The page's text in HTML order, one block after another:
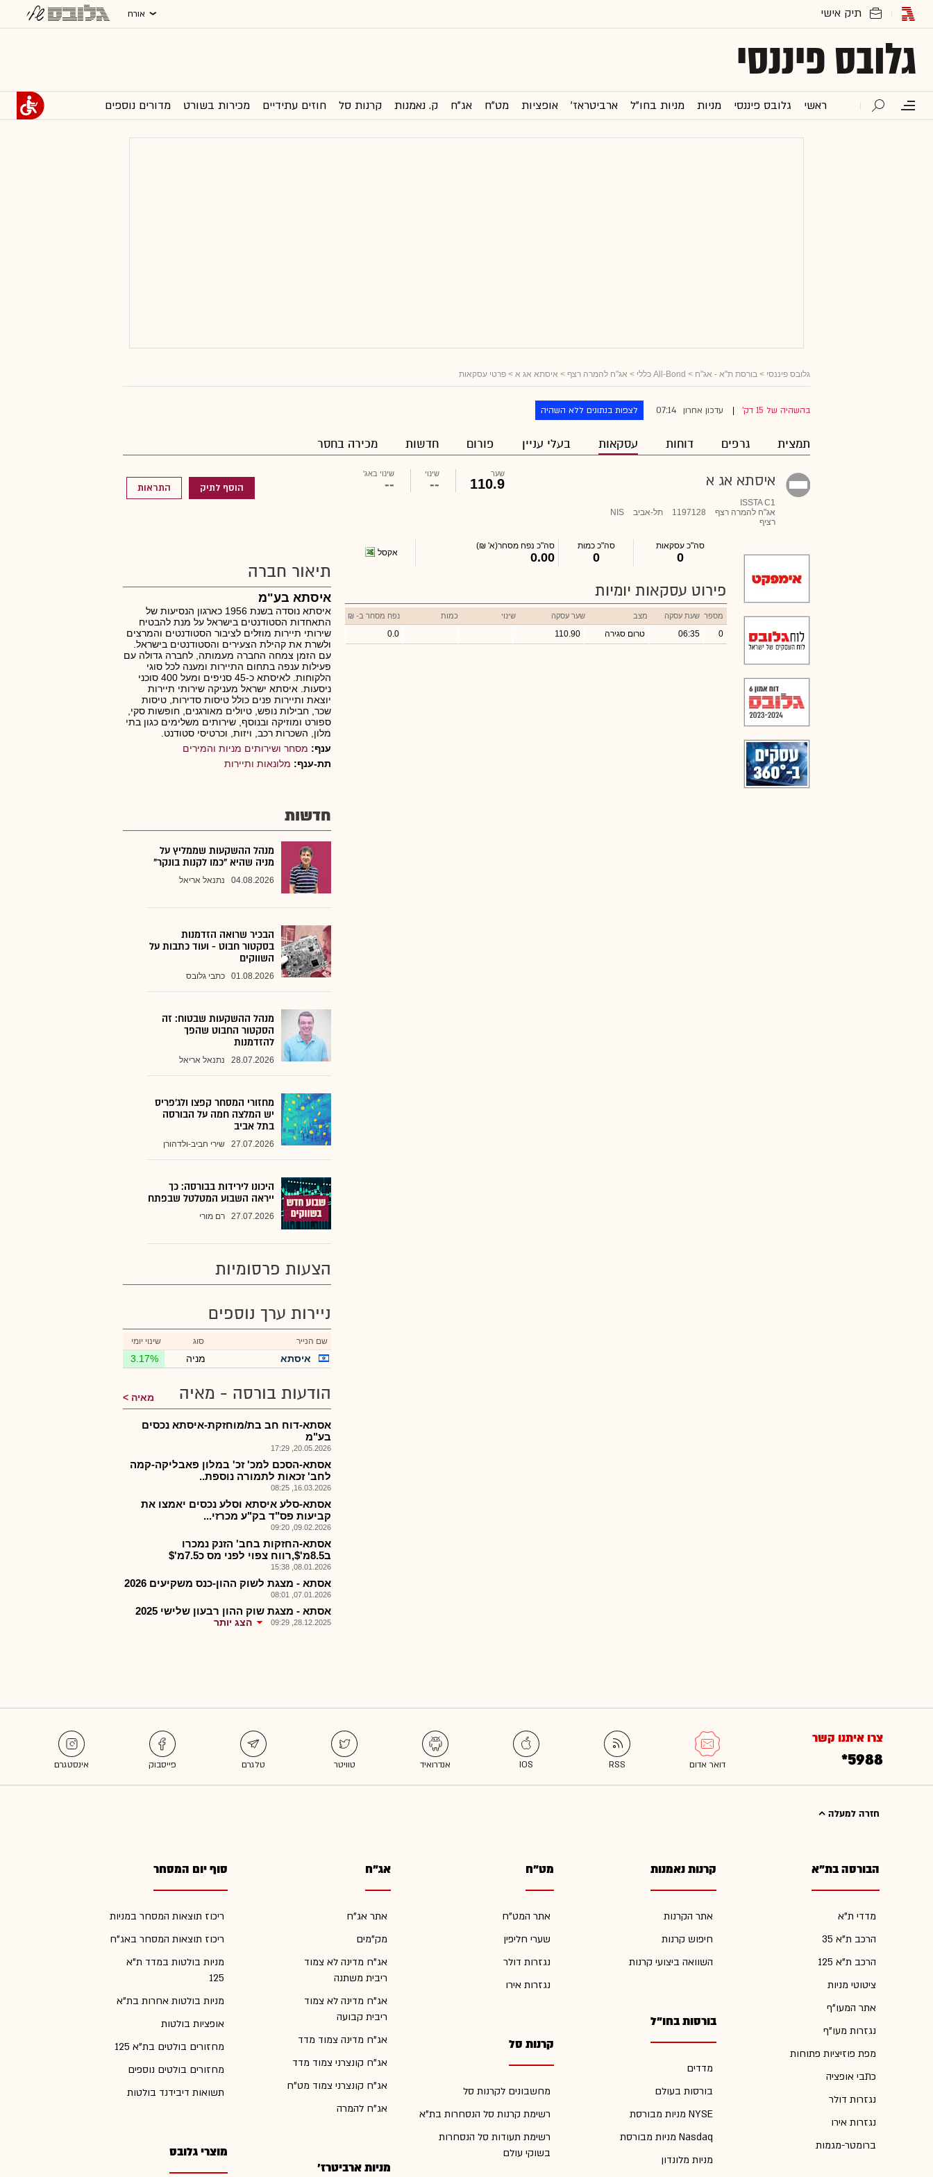
אורח
גלובס פיננסי
ראשי גלובס פיננסי מניות מניות בחו"ל ארביטראז' אופציות מט"ח אג"ח ק. נאמנות קרנות סל חוזים עתידיים מכירות בשורט מדורים נוספים
גלובס פיננסי > בורסת ת"א - אג"ח > All-Bond כללי > אג"ח להמרה רצף > איסתא אג א > פרטי עסקאות
בהשהיה של 15 דק' עדכון אחרון 07:14 לצפות בנתונים ללא השהיה
תמצית גרפים דוחות עסקאות בעלי עניין פורום חדשות מכירה בחסר
איסתא אג א
ISSTA C1
אג"ח להמרה רצף
1197128 תל-אביב
NIS
רציף
שער
110.9
שינוי
--
שינוי באג'
-- הוסף לתיק התראות
סה"כ עסקאות
0
סה"כ כמות
0
סה"כ נפח מסחר(א' ₪)
0.00 אקסל
פירוט עסקאות יומיות
מספר שעת עסקה מצב שער עסקה שינוי כמות נפח מסחר ב- ₪
0
06:35 טרום סגירה 110.90
0.0
תיאור חברה
איסתא בע"מ
איסתא נוסדה בשנת 1956 כארגון הנסיעות של
התאחדות הסטודנטים בישראל על מנת להבטיח
שירותי תיירות מוזלים לציבור הסטודנטים והמרצים
ולשרת את קהילת הצעירים והסטודנטים בישראל.
עם הזמן צמחה החברה מעמותה, לחברה גדולה עם
פעילות ענפה בתחום התיירות ומענה לכל סוגי
הלקוחות. לאיסתא כ-45 סניפים ומעל 400 סוכני
ניסעות. איסתא ישראל מעניקה שירותי תיירות
יוצאת ותיירות פנים כולל טיסות סדירות, טיסות
שכר, חבילות נופש, טיולים מאורגנים, חופשות סקי,
ספורט ומוזיקה ובנוסף, שירותים משלימים כגון בתי
מלון, השכרות רכב, ויזות, וכרטיסי סטודנט.
ענף: מסחר ושירותים מניות והמירים
תת-ענף: מלונאות ותיירות
חדשות
מנהל ההשקעות שממליץ על
מניה שהיא "כמו לקנות בונקר"
04.08.2026 נתנאל אריאל
הבכיר שרואה הזדמנות
בסקטור חבוט - ועוד כתבות על
השווקים
01.08.2026 כתבי גלובס
מנהל ההשקעות שבטוח: זה
הסקטור החבוט שהפך
להזדמנות
28.07.2026 נתנאל אריאל
מחזורי המסחר קפצו ולג'פריס
יש המלצה חמה על הבורסה
בתל אביב
27.07.2026 שירי חביב-ולדהורן
היכונו לירידות בבורסה: כך
ייראה השבוע המטלטל שבפתח
27.07.2026 רם מורי
הצעות פרסומיות
ניירות ערך נוספים
שם הנייר סוג שינוי יומי
איסתא מניה 3.17%
הודעות בורסה - מאיה מאיה
אסתא-דוח חב בת/מוחזקת-איסתא נכסים
בע"מ
20.05.2026, 17:29
אסתא-הסכם למכ' זכ' במלון פאבליקה-קמה
לחב' זכאות לתמורה נוספת..
16.03.2026, 08:25
אסתא-סלע איסתא וסלע נכסים יאמצו את
קביעות פס"ד בק"ע מכרזי...
09.02.2026, 09:20
אסתא-החזקות בחב' הזנק נמכרו
ב8.5מ'$,רווח צפוי לפני מס כ7.5מ'$
08.01.2026, 15:38
אסתא - מצגת לשוק ההון-כנס משקיעים 2026
07.01.2026, 08:01
אסתא - מצגת שוק ההון רבעון שלישי 2025
28.12.2025, 09:29 הצג יותר
צרו איתנו קשר
*5988
חזרה למעלה
הבורסה בת"א
מדדי ת"א
הרכב ת"א 35
הרכב ת"א 125
ציטוטי מניות
אתר המעו"ף
נגזרות מעו"ף
מפת פוזיציות פתוחות
כתבי אופציה
נגזרות דולר
נגזרות אירו
ברומטר-מגמות
קרנות נאמנות
אתר הקרנות
חיפוש קרנות
השוואה ביצועי קרנות
בורסות בחו"ל
מדדים
בורסות בעולם
מניות מבורסת NYSE
מניות מבורסת Nasdaq
מניות מלונדון
מט"ח
אתר המט"ח
שערי חליפין
נגזרות דולר
נגזרות אירו
קרנות סל
מחשבונים לקרנות סל
רשימת קרנות סל הנסחרות בת"א
רשימת תעודות סל הנסחרות
בשוקי עולם
אג"ח
אתר אג"ח
מק"מים
אג"ח מדינה לא צמוד
ריבית משתנה
אג"ח מדינה לא צמוד
ריבית קבועה
אג"ח מדינה צמוד מדד
אג"ח קונצרני צמוד מדד
אג"ח קונצרני צמוד מט"ח
אג"ח להמרה
מניות ארביטרז'
סוף יום המסחר
ריכוז תוצאות המסחר במניות
ריכוז תוצאות המסחר באג"ח
מניות בולטות במדד ת"א
125
מניות בולטות אחרות בת"א
אופציות בולטות
מחזורים בולטים בת"א 125
מחזורים בולטים נוספים
תשואות דיבידנד בולטות
מוצרי גלובס